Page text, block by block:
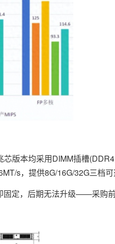
版本均采用DIMM插槽
s，提供8G/16G/32G三档可
定，后期无法升级——采购